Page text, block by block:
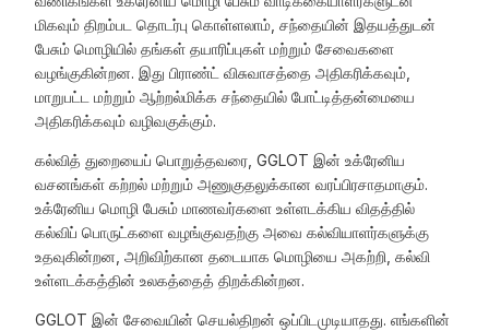
மிகவும் திறம்பட தொடர்பு கொள்ளலாம், சந்தையின் இதயத்துடன்
பேசும் மொழியில் தங்கள் தயாரிப்புகள் மற்றும் சேவைகளை
வழங்குகின்றன. இது பிராண்ட் விசுவாசத்தை அதிகரிக்கவும்,
மாறுபட்ட மற்றும் ஆற்றல்மிக்க சந்தையில் போட்டித்தன்மையை
அதிகரிக்கவும் வழிவகுக்கும்.
கல்வித் துறையைப் பொறுத்தவரை, GGLOT இன் உக்ரேனிய
வசனங்கள் கற்றல் மற்றும் அணுகுதலுக்கான வரப்பிரசாதமாகும்.
உக்ரேனிய மொழி பேசும் மாணவர்களை உள்ளடக்கிய விதத்தில்
கல்விப் பொருட்களை வழங்குவதற்கு அவை கல்வியாளர்களுக்கு
உதவுகின்றன, அறிவிற்கான தடையாக மொழியை அகற்றி, கல்வி
உள்ளடக்கத்தின் உலகத்தைத் திறக்கின்றன.
GGLOT இன் சேவையின் செயல்திறன் ஒப்பிடமுடியாதது. எங்களின்